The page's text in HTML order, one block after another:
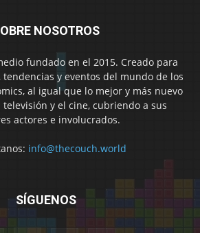
NOSOTROS
fundado en el 2015. Creado para
y eventos del mundo de los
al igual que lo mejor y más nuevo
y el cine, cubriendo a sus
actores e involucrados.
info@thecouch.world
SÍGUENOS